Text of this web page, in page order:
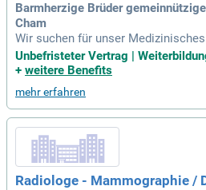
Barmherzige Brüder gemeinnützige
Cham
Wir suchen für unser
Cham im Bereich der
n Zeitpunkt eine/einen.
Unbefristeter Vertrag |
+ weitere Benefits
mehr erfahren
Radiologe - Mammographie /